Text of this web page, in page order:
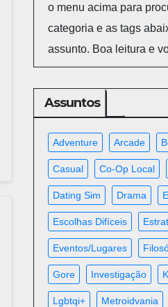
o menu acima para
categoria e as tags
assunto. Boa leitura e
Assuntos
Adventure Arcade
Casual Co-Op Local
Dating Sim Drama
Escolhas Difíceis
Eventos/lugares
Gore Investigação
Lgbtqi+ Metroidvania